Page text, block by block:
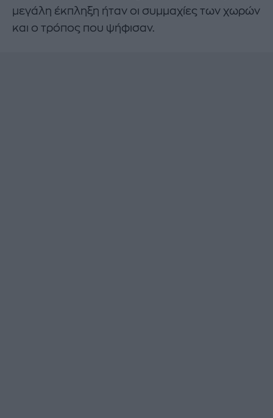
μεγάλη έκπληξη ήταν οι συμμαχίες των χωρών
και ο τρόπος που ψήφισαν.